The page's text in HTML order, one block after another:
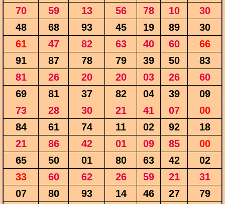
70
59 13 56 78 10
30
48
68 93 45 19 89
30
61
47 82 63 40 60
66
91
87 78 79 39 50
83
81
26 20 20 03 26
60
69
81 37 82 04 39
09
73
28 30 21 41 07
00
84
61 74 11 02 92
18
21
86 42 01 09 85
00
65
50 01 80 63 42
02
33
60 62 26 59 21
31
07
80 93 14 46 27
79